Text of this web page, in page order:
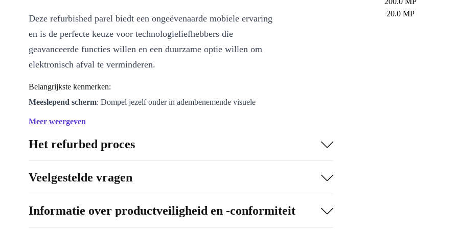
20.0 MP
Deze refurbished parel biedt een ongeëvenaarde mobiele ervaring
en is de perfecte keuze voor technologieliefhebbers die
geavanceerde functies willen en een duurzame optie willen om
elektronisch afval te verminderen.
Belangrijkste kenmerken:
Meeslepend scherm: Dompel jezelf onder in adembenemende visuele
verversingssnelheid van 120 Hz die je content tot leven brengt.
Krachtige prestaties: Uitgerust met een Snapdragon-processor en ruim
RAM-geheugen levert de Xiaomi 12T Pro razendsnelle prestaties en naadloos
Geavanceerd camerasysteem: Leg elk moment vast met uitzonderlijke
Meer weergeven
Het refurbed proces
Veelgestelde vragen
Informatie over productveiligheid en -conformiteit